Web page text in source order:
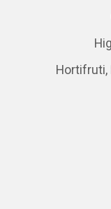
Hortifruti,